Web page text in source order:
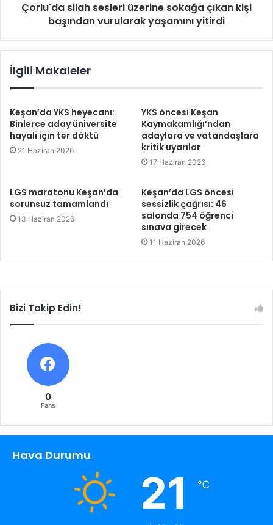
Çorlu'da silah sesleri üzerine sokağa çıkan kişi
başından vurularak yaşamını yitirdi
İlgili Makaleler
Keşan’da YKS heyecanı:
Binlerce aday üniversite
hayali için ter döktü
21 Haziran 2026
YKS öncesi Keşan
Kaymakamlığı’ndan
adaylara ve vatandaşlara
kritik uyarılar
17 Haziran 2026
LGS maratonu Keşan’da
sorunsuz tamamlandı
13 Haziran 2026
Keşan’da LGS öncesi
sessizlik çağrısı: 46
salonda 754 öğrenci
sınava girecek
11 Haziran 2026
Bizi Takip Edin!
0
Fans
Hava Durumu
21 ℃